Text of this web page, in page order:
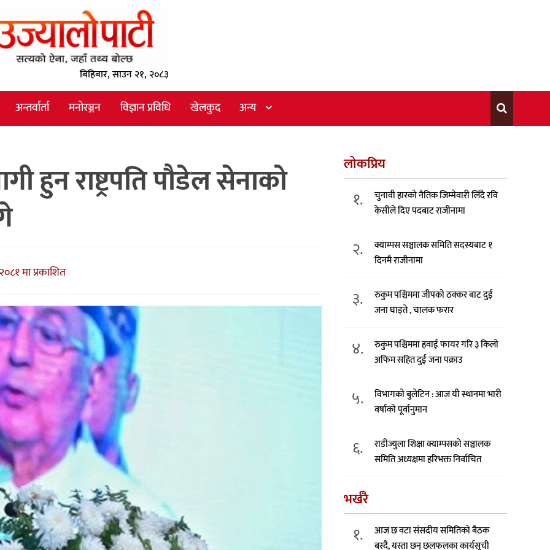
बिहिबार, साउन २१, २०८३
अन्तर्वार्ता मनोरञ्जन विज्ञान प्रविधि खेलकुद अन्य
हुन राष्ट्रपति पौडेल सेनाको
मा प्रकाशित
लोकप्रिय
१.
चुनावी हारको नैतिक जिम्मेवारी लिँदै रवि
केसीले दिए पदबाट राजीनामा
२.
क्याम्पस सञ्चालक समिति सदस्यबाट १
दिनमै राजीनामा
३.
रुकुम पश्चिममा जीपको ठक्कर बाट दुई
जना घाइते , चालक फरार
४.
रुकुम पश्चिममा हवाई फायर गरि ३ किलो
अफिम सहित दुई जना पक्राउ
५.
विभागको बुलेटिन : आज यी स्थानमा भारी
वर्षाको पूर्वानुमान
६.
राडीज्युला शिक्षा क्याम्पसको सञ्चालक
समिति अध्यक्षमा हरिभक्त निर्वाचित
भर्खरै
१.
आज छ वटा संसदीय समितिको बैठक
बस्दै, यस्ता छन् छलफलका कार्यसूची